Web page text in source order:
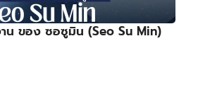
น ของ ซอซูมิน (Seo Su Min)